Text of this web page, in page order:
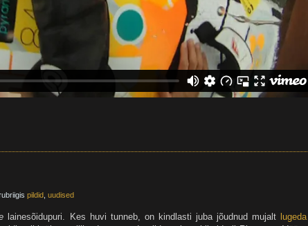
pildid uudised
lainesõidupuri. Kes huvi tunneb, on kindlasti juba jõudnud mujalt lugeda